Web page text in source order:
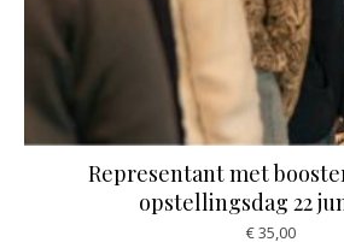
Representant met
opstellingsdag 22
€35,00